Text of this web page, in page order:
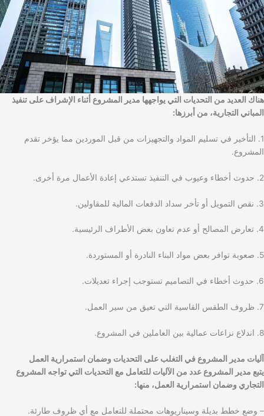
هناك العديد من التحديات التي يواجهها مدير المشروع أثناء الإشراف على تنفيذ
المباني التجارية، من أبرزها:
1. التأخير في تسليم المواد والتجهيزات من قبل الموردين مما يؤخر تقدم
المشروع.
2. حدوث أخطاء وعيوب في التنفيذ تستدعي إعادة الأعمال مرة أخرى.
3. نقص التمويل أو تأخر سداد الدفعات المالية للمقاولين.
4. تعارض المصالح أو عدم تعاون بعض الأطراف الرئيسية.
5. صعوبة توافر بعض مواد البناء النادرة أو المستوردة.
6. حدوث أخطاء في التصاميم تستوجب إجراء تعديلات.
7. ظروف الطقس القاسية التي تعيق من سير العمل.
8. اندلاع نزاعات عمالية بين العاملين في المشروع.
آليات مدير المشروع في التغلب على التحديات وضمان استمرارية العمل
يتبع مدير المشروع عدد من الآليات للتعامل مع التحديات التي تواجه المشروع
التجاري وضمان استمرارية العمل، منها:
– وضع خطط بديلة وسيناريوهات محتملة للتعامل مع أي ظروف طارئة.